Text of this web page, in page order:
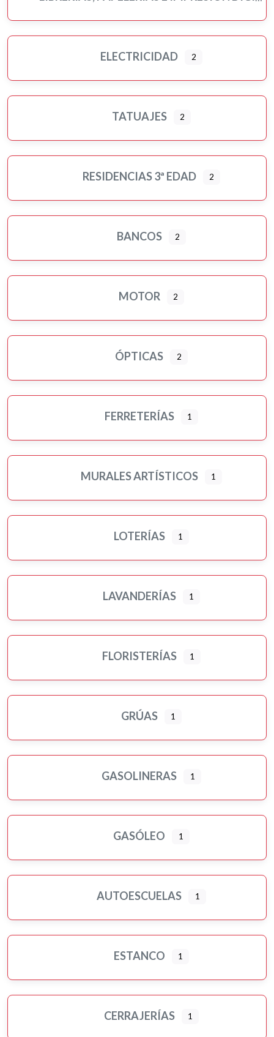
ELECTRICIDAD 2
TATUAJES 2
RESIDENCIAS 3ª EDAD 2
BANCOS 2
MOTOR 2
ÓPTICAS 2
FERRETERÍAS 1
MURALES ARTÍSTICOS 1
LOTERÍAS 1
LAVANDERÍAS 1
FLORISTERÍAS 1
GRÚAS 1
GASOLINERAS 1
GASÓLEO 1
AUTOESCUELAS 1
ESTANCO 1
CERRAJERÍAS 1